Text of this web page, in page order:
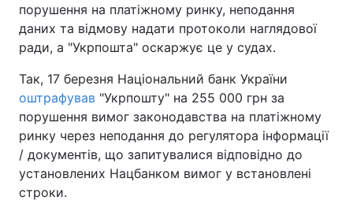
порушення на платіжному ринку, неподання
даних та відмову надати протоколи наглядової
ради, а "Укрпошта" оскаржує це у судах.
Так, 17 березня Національний банк України
оштрафував "Укрпошту" на 255 000 грн за
порушення вимог законодавства на платіжному
ринку через неподання до регулятора інформації
/ документів, що запитувалися відповідно до
установлених Нацбанком вимог у встановлені
строки.